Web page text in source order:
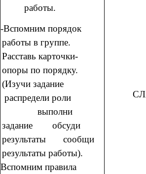
работы.
-Вспомним порядок
работы в группе.
Расставь карточки-
опоры по порядку.
(Изучи задание
распредели роли
выполни
задание обсуди
результаты сообщи
результаты работы).
Вспомним правила